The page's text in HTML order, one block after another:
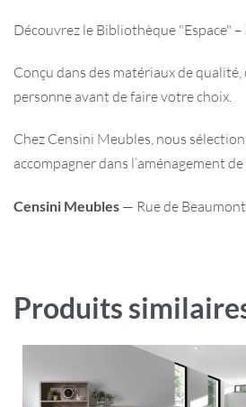
Découvrez le Bibliothèque "Espace"
Conçu dans des matériaux de
personne avant de faire votre choix.
Chez Censini Meubles, nous
accompagner dans l’aménagement
Censini Meubles — Rue de
Produits